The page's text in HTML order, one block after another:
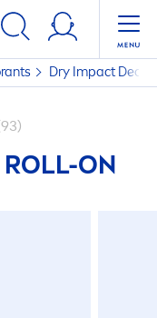
Dry Impact Deo
ROLL-ON